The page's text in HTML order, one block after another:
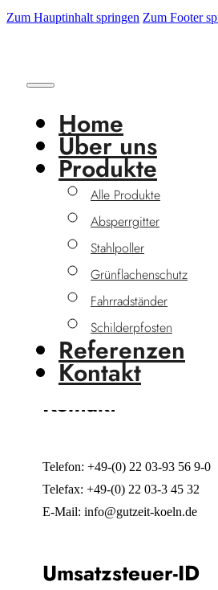
Zum Hauptinhalt springen Zum Footer
Home
Über uns
Produkte
Alle Produkte
Absperrgitter
Stahlpoller
Grünflachenschutz
Fahrradständer
Schilderpfosten
Referenzen
Kontakt
Impressum
Angaben gemäß §
Gutzeit Metallbau GmbH
Fuggerstraße 44
51149 Köln
Vertreten durch:
Dipl.-Ing. Manfred Hamacher
Kontakt
Telefon: +49-(0) 22 03-93 56 9-0
Telefax: +49-(0) 22 03-3 45 32
E-Mail: info@gutzeit-koeln.de
Umsatzsteuer-ID